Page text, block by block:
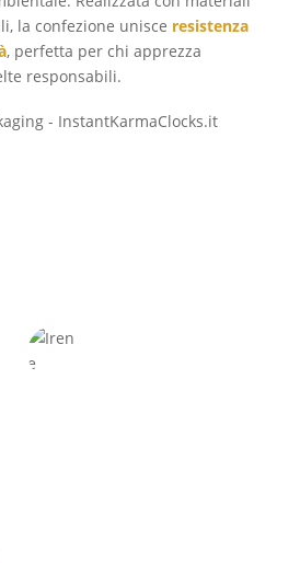
la confezione unisce resistenza
, perfetta per chi apprezza
responsabili.